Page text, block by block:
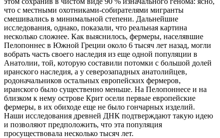
что с местными охотниками-собирателями мигранты
смешивались в минимальной степени. Дальнейшие
исследования, однако, показали, что реальная картина
несколько сложнее. Как выяснилось, фермеры, населявшие
Пелопоннес в Южной Греции около 6 тысяч лет назад, могли
вобрать часть своего наследия из еще одной популяции в
Анатолии, той, которую составили потомки с большой долей
иранского наследия, а у северозападных анатолийцев,
родоначальников остальных европейских фермеров,
иранского было существенно меньше. На Пелопоннесе и на
близком к нему острове Крит осели первые европейские
фермеры, в их обиходе еще не было гончарных изделий.
Наши исследования древней ДНК подтверждают такую идею
и позволяют предположить, что эта популяция
просуществовала несколько тысяч лет.